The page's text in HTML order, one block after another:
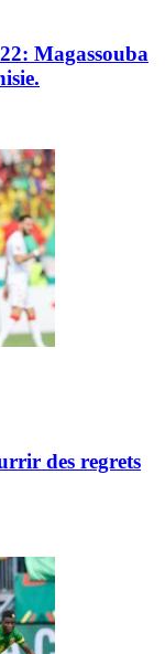
Magassouba
des regrets